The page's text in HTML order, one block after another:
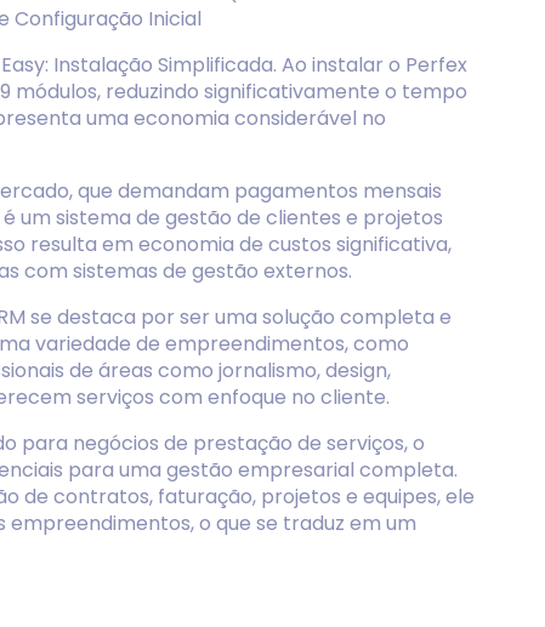
Configuração Inicial
Instalação Simplificada. Ao instalar o Perfex
módulos, reduzindo significativamente o tempo
uma economia considerável no
que demandam pagamentos mensais
um sistema de gestão de clientes e projetos
resulta em economia de custos significativa,
com sistemas de gestão externos.
se destaca por ser uma solução completa e
variedade de empreendimentos, como
de áreas como jornalismo, design,
serviços com enfoque no cliente.
para negócios de prestação de serviços, o
para uma gestão empresarial completa.
de contratos, faturação, projetos e equipes, ele
o que se traduz em um